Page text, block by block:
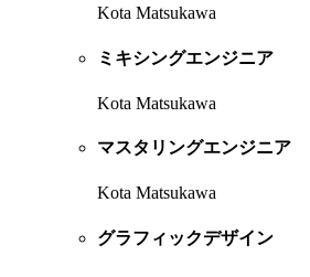
Kota Matsukawa
ミキシングエンジニア
Kota Matsukawa
マスタリングエンジニア
Kota Matsukawa
グラフィックデザイン